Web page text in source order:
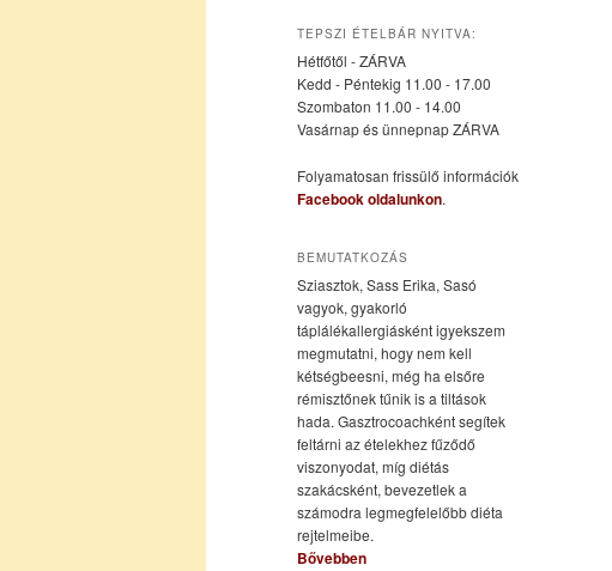
elsődleges
tartalomra
másodlagos
tartalomra
TEPSZI ÉTELBÁR NYITVA:
Hétfőtől - ZÁRVA
Kedd - Péntekig 11.00 - 17.00
Szombaton 11.00 - 14.00
Vasárnap és ünnepnap ZÁRVA
Folyamatosan frissülő információk
Facebook oldalunkon.
BEMUTATKOZÁS
Sziasztok, Sass Erika, Sasó
vagyok, gyakorló
táplálékallergiásként igyekszem
megmutatni, hogy nem kell
kétségbeesni, még ha elsőre
rémisztőnek tűnik is a tiltások
hada. Gasztrocoachként segítek
feltárni az ételekhez fűződő
viszonyodat, míg diétás
szakácsként, bevezetlek a
számodra legmegfelelőbb diéta
rejtelmeibe.
Bővebben